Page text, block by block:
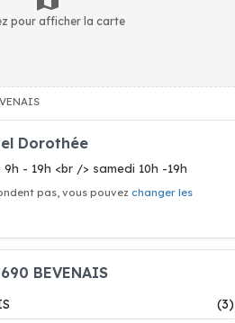
pour afficher la carte
Dorothée
- 19h <br /> samedi 10h -19h
pas, vous pouvez changer les
BEVENAIS
(3)